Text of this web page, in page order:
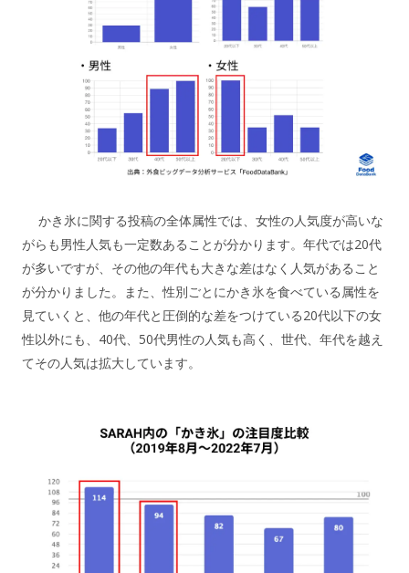
かき氷に関する投稿の全体属性では、女性の人気度が高いな
がらも男性人気も一定数あることが分かります。年代では20代
が多いですが、その他の年代も大きな差はなく人気があること
が分かりました。また、性別ごとにかき氷を食べている属性を
見ていくと、他の年代と圧倒的な差をつけている20代以下の女
性以外にも、40代、50代男性の人気も高く、世代、年代を越え
てその人気は拡大しています。